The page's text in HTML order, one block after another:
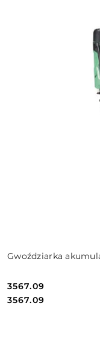
Gwoździarka
Cena:
3567.09
Cena:
3567.09